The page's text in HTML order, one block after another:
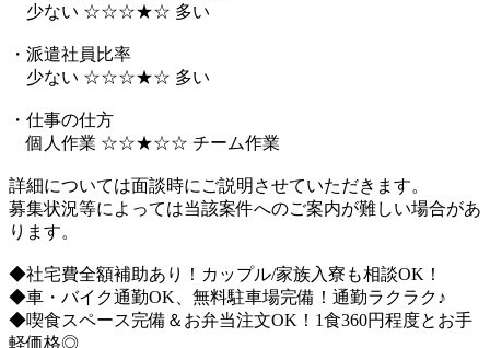
少ない ☆☆☆★☆ 多い
・派遣社員比率
少ない ☆☆☆★☆ 多い
・仕事の仕方
個人作業 ☆☆★☆☆ チーム作業
詳細については面談時にご説明させていただきます。
募集状況等によっては当該案件へのご案内が難しい場合があ
ります。
◆社宅費全額補助あり！カップル/家族入寮も相談OK！
◆車・バイク通勤OK、無料駐車場完備！通勤ラクラク♪
◆喫食スペース完備＆お弁当注文OK！1食360円程度とお手
軽価格◎